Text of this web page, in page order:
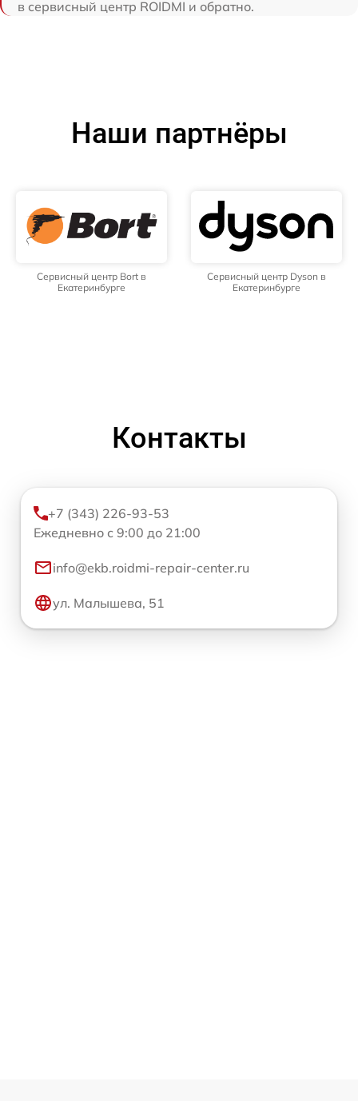
в сервисный центр ROIDMI и обратно.
Наши партнёры
Сервисный центр Bort в
Екатеринбурге
Сервисный центр Dyson в
Екатеринбурге
Контакты
+7 (343) 226-93-53
Ежедневно с 9:00 до 21:00
info@ekb.roidmi-repair-center.ru
ул. Малышева, 51